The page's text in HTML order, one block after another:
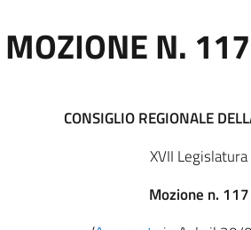
MOZIONE N. 117
CONSIGLIO REGIONALE
XVII Legislatura
Mozione n. 117